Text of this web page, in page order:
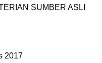
SUMBER ASLI
2017